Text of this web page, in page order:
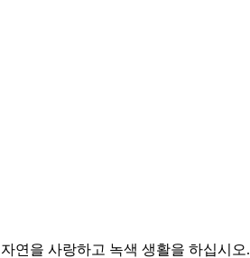
연을 사랑하고 녹색 생활을 하십시오.